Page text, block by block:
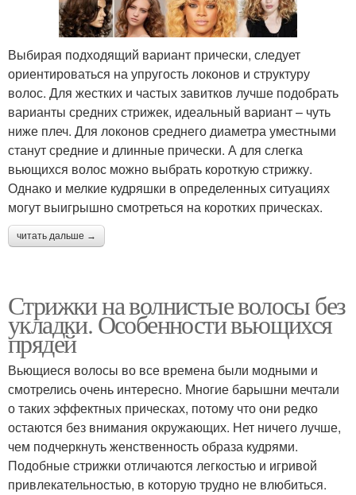
Выбирая подходящий вариант прически, следует
ориентироваться на упругость локонов и структуру
волос. Для жестких и частых завитков лучше подобрать
варианты средних стрижек, идеальный вариант – чуть
ниже плеч. Для локонов среднего диаметра уместными
станут средние и длинные прически. А для слегка
вьющихся волос можно выбрать короткую стрижку.
Однако и мелкие кудряшки в определенных ситуациях
могут выигрышно смотреться на коротких прическах.
читать дальше →
Стрижки на волнистые волосы без
укладки. Особенности вьющихся
прядей
Вьющиеся волосы во все времена были модными и
смотрелись очень интересно. Многие барышни мечтали
о таких эффектных прическах, потому что они редко
остаются без внимания окружающих. Нет ничего лучше,
чем подчеркнуть женственность образа кудрями.
Подобные стрижки отличаются легкостью и игривой
привлекательностью, в которую трудно не влюбиться.